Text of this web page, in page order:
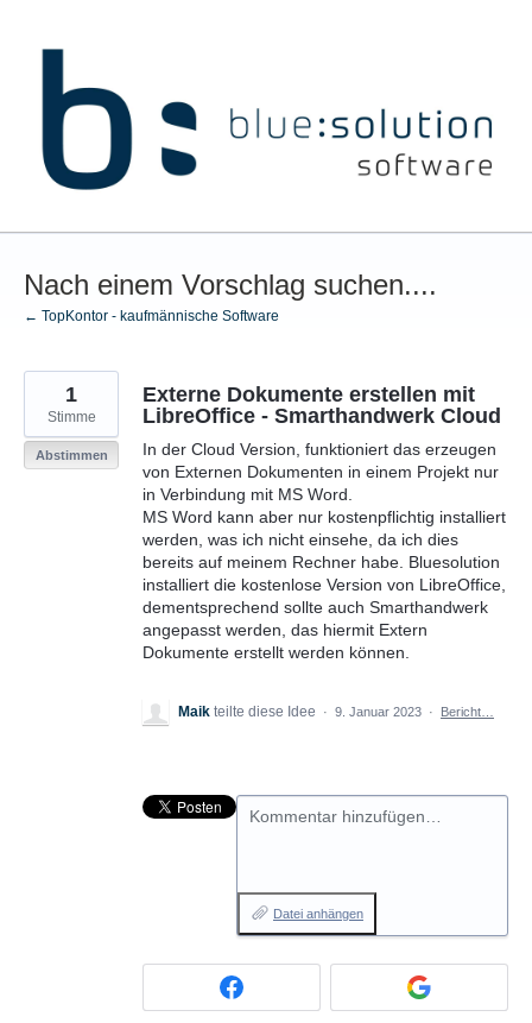
Nach einem Vorschlag suchen....
← TopKontor - kaufmännische Software
Externe Dokumente erstellen mit
LibreOffice - Smarthandwerk Cloud
In der Cloud Version, funktioniert das erzeugen
von Externen Dokumenten in einem Projekt nur
in Verbindung mit MS Word.
MS Word kann aber nur kostenpflichtig installiert
werden, was ich nicht einsehe, da ich dies
bereits auf meinem Rechner habe. Bluesolution
installiert die kostenlose Version von LibreOffice,
dementsprechend sollte auch Smarthandwerk
angepasst werden, das hiermit Extern
Dokumente erstellt werden können.
1
Stimme
Abstimmen
Maik teilte diese Idee · 9. Januar 2023 · Bericht…
Kommentar hinzufügen…
Datei anhängen